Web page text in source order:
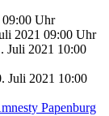
09:00 Uhr
2021 09:00 Uhr
Juli 2021 10:00
Juli 2021 10:00
Papenburg